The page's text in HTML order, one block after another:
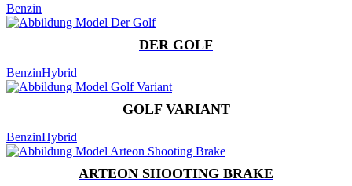
Benzin
DER GOLF
BenzinHybrid
GOLF VARIANT
BenzinHybrid
ARTEON SHOOTING BRAKE